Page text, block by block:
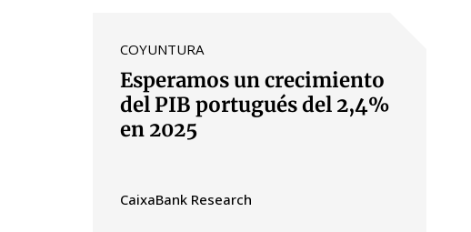
COYUNTURA
Esperamos un crecimiento
del PIB portugués del 2,4%
en 2025
CaixaBank Research